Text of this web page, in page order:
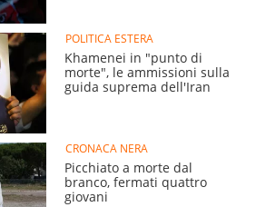
POLITICA ESTERA
Khamenei in "punto di
morte", le ammissioni sulla
guida suprema dell'Iran
CRONACA NERA
Picchiato a morte dal
branco, fermati quattro
giovani